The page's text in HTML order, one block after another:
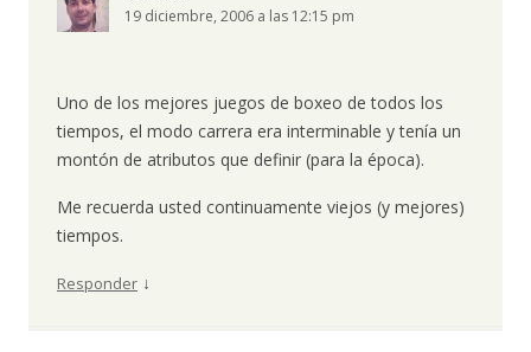
19 diciembre, 2006 a las 12:15 pm
Uno de los mejores juegos de boxeo de todos los
tiempos, el modo carrera era interminable y tenía un
montón de atributos que definir (para la época).
Me recuerda usted continuamente viejos (y mejores)
tiempos.
Responder ↓